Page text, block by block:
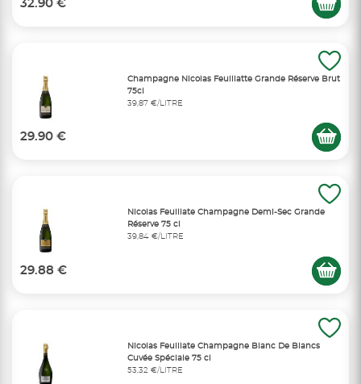
32.90 €
Champagne Nicolas Feuillatte Grande Réserve Brut
75cl
39,87 €/LITRE
29.90 €
Nicolas Feuillate Champagne Demi-Sec Grande
Réserve 75 cl
39,84 €/LITRE
29.88 €
Nicolas Feuillate Champagne Blanc De Blancs
Cuvée Spéciale 75 cl
53,32 €/LITRE